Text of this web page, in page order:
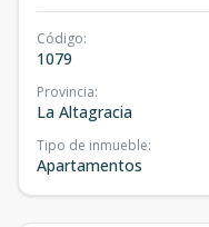
Código:
1079
Provincia:
La Altagracia
Tipo de inmueble:
Apartamentos